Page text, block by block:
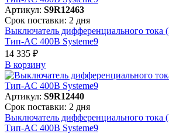
Артикул: S9R12463
Срок поставки: 2 дня
Выключатель дифференциального
Тип-AC 400В Systeme9
14 335 ₽
В корзинy
Артикул: S9R12440
Срок поставки: 2 дня
Выключатель дифференциального
Тип-AC 400В Systeme9